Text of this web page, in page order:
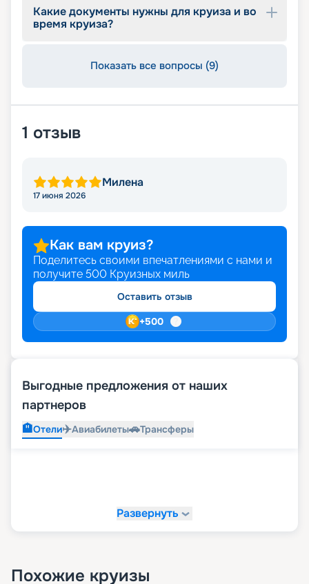
Какие документы нужны для круиза и во
время круиза?
Показать все вопросы (9)
1 отзыв
Милена
17 июня 2026
Как вам круиз?
Поделитесь своими впечатлениями с нами и
получите 500 Круизных миль
Оставить отзыв
+500
Выгодные предложения от наших
партнеров
🏨Отели✈️Авиабилеты🚗Трансферы
Развернуть
Похожие круизы